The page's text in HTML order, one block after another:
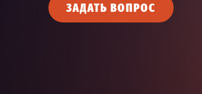
ЗАДАТЬ ВОПРОС